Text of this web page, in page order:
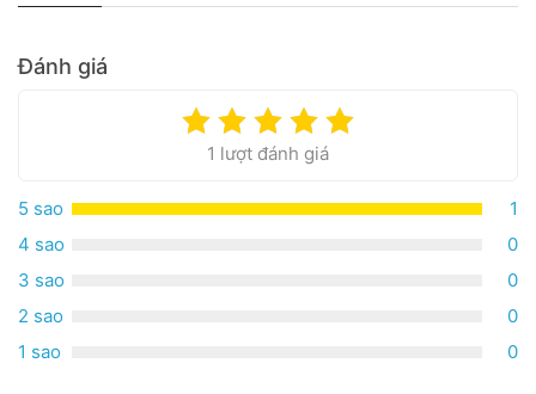
Đánh giá
1 lượt đánh giá
5 sao
1
4 sao
0
3 sao
0
2 sao
0
1 sao
0